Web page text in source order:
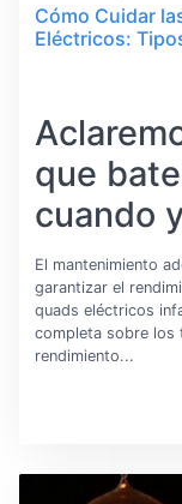
Cómo Cuidar
Eléctricos:
que
cuando
El mantenimiento
garantizar el
quads eléctricos
completa sobre los
rendimiento...